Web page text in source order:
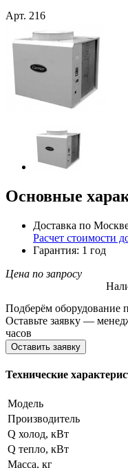
Арт. 216
Основные
Доставка по
Расчет стоимости
Гарантия: 1 год
Цена по запросу
Подберём оборудование
Оставьте заявку —
часов
Оставить заявку
Технические
Модель
Производитель
Q холод, кВт
Q тепло, кВт
Масса, кг